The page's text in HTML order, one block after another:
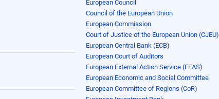
European Council
Council of the European Union
European Commission
Court of Justice of the European Union (CJEU)
European Central Bank (ECB)
European Court of Auditors
European External Action Service (EEAS)
European Economic and Social Committee
European Committee of Regions (CoR)